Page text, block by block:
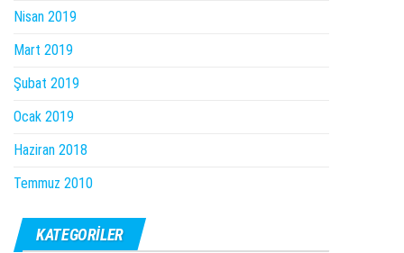
Nisan 2019
Mart 2019
Şubat 2019
Ocak 2019
Haziran 2018
Temmuz 2010
KATEGORILER